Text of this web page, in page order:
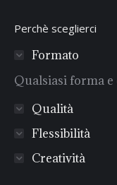
Perchè sceglierci
Formato
Qualsiasi forma
Qualità
Flessibilità
Creatività